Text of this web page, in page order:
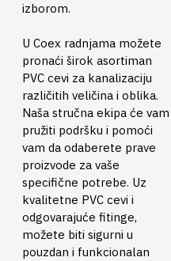
izborom.
U Coex radnjama možete
pronaći širok asortiman
PVC cevi za kanalizaciju
različitih veličina i oblika.
Naša stručna ekipa će vam
pružiti podršku i pomoći
vam da odaberete prave
proizvode za vaše
specifične potrebe. Uz
kvalitetne PVC cevi i
odgovarajuće fitinge,
možete biti sigurni u
pouzdan i funkcionalan